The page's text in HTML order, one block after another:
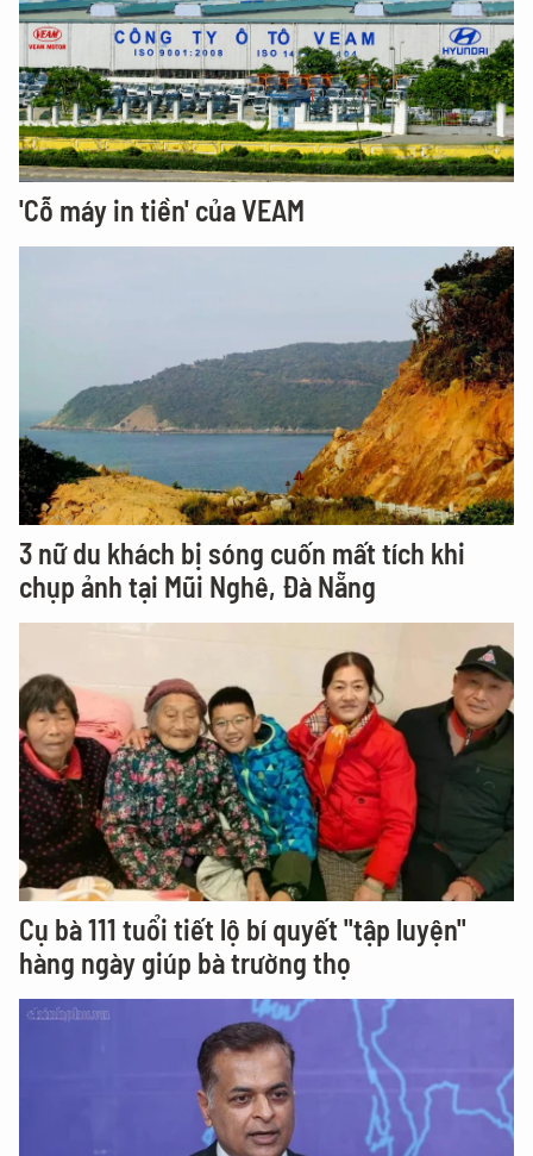
'Cỗ máy in tiền' của VEAM
3 nữ du khách bị sóng cuốn mất tích khi
chụp ảnh tại Mũi Nghê, Đà Nẵng
Cụ bà 111 tuổi tiết lộ bí quyết "tập luyện"
hàng ngày giúp bà trường thọ